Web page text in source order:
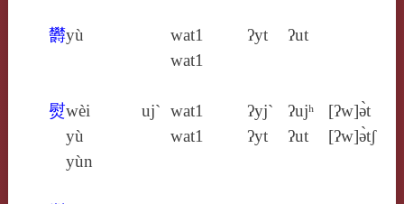
欝yù
wat1
wat1
ʔyt ʔut
熨wèi
yù
yùn
uj` wat1
wat1
ʔyj`
ʔyt
ʔujʰ
ʔut
[ʔw]ə̀t
[ʔw]ə̀tʃ